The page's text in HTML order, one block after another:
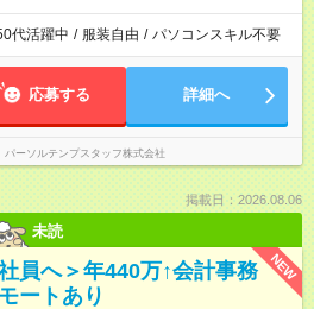
代活躍中 / 服装自由 / パソコンスキル不要
応募する 詳細へ
パーソルテンプスタッフ株式会社
掲載日：2026.08.06
未読
NEW
員へ＞年440万↑会計事務
ートあり